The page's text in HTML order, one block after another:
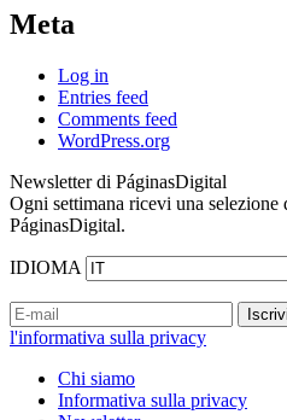
Meta
Log in
Entries feed
Comments feed
WordPress.org
Newsletter di PáginasDigital
Ogni settimana ricevi una
PáginasDigital.
IDIOMA
l'informativa sulla privacy
Chi siamo
Informativa sulla privacy